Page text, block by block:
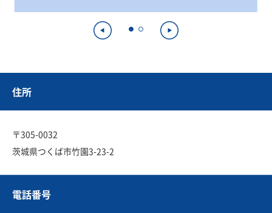
住所
〒305-0032
茨城県つくば市竹園3-23-2
電話番号